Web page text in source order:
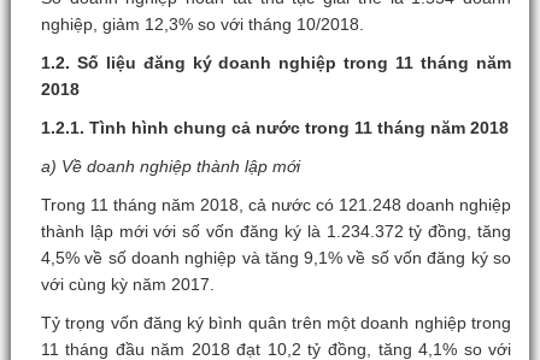
nghiệp, giảm 12,3% so với tháng 10/2018.
1.2. Số liệu đăng ký doanh nghiệp trong 11 tháng năm
2018
1.2.1. Tình hình chung cả nước trong 11 tháng năm 2018
a) Về doanh nghiệp thành lập mới
Trong 11 tháng năm 2018, cả nước có 121.248 doanh nghiệp
thành lập mới với số vốn đăng ký là 1.234.372 tỷ đồng, tăng
4,5% về số doanh nghiệp và tăng 9,1% về số vốn đăng ký so
với cùng kỳ năm 2017.
Tỷ trọng vốn đăng ký bình quân trên một doanh nghiệp trong
11 tháng đầu năm 2018 đạt 10,2 tỷ đồng, tăng 4,1% so với